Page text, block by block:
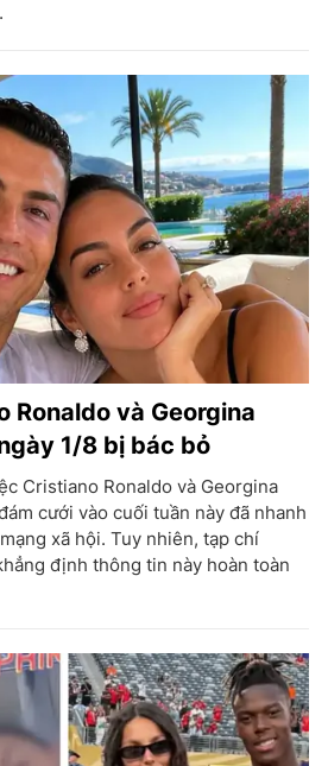
Ronaldo và Georgina
1/8 bị bác bỏ
Cristiano Ronaldo và Georgina
cưới vào cuối tuần này đã nhanh
xã hội. Tuy nhiên, tạp chí
định thông tin này hoàn toàn